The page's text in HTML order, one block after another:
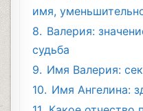
имя,
8. Валерия:
судьба
9. Имя Валерия:
10. Имя Ангелина: